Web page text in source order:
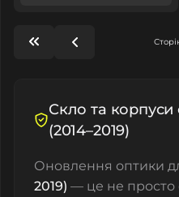
Скло та
(2014–2019)
Оновлення оптики
2019) — це не просто